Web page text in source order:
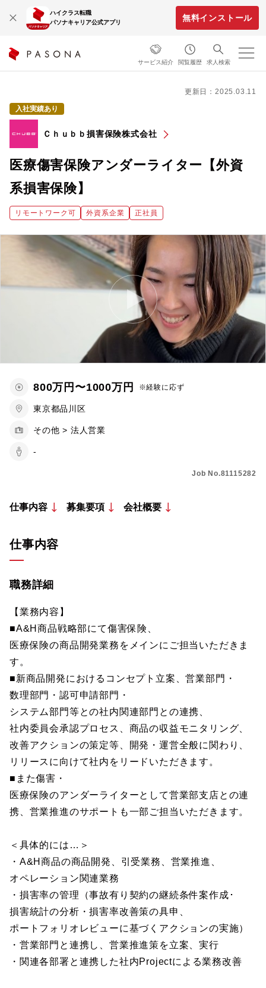
ハイクラス転職
パソナキャリア公式アプリ
無料インストール
サービス紹介 閲覧履歴 求人検索
更新日：2025.03.11
入社実績あり
Ｃｈｕｂｂ損害保険株式会社
医療傷害保険アンダーライター【外資
系損害保険】
リモートワーク可 外資系企業 正社員
800万円〜1000万円 ※経験に応ず
東京都品川区
その他 > 法人営業
-
Job No.81115282
仕事内容 募集要項 会社概要
仕事内容
職務詳細
【業務内容】
■A&H商品戦略部にて傷害保険、
医療保険の商品開発業務をメインにご担当いただきま
す。
■新商品開発におけるコンセプト立案、営業部門・
数理部門・認可申請部門・
システム部門等との社内関連部門との連携、
社内委員会承認プロセス、商品の収益モニタリング、
改善アクションの策定等、開発・運営全般に関わり、
リリースに向けて社内をリードいただきます。
■また傷害・
医療保険のアンダーライターとして営業部支店との連
携、営業推進のサポートも一部ご担当いただきます。
＜具体的には…＞
・A&H商品の商品開発、引受業務、営業推進、
オペレーション関連業務
・損害率の管理（事故有り契約の継続条件案作成･
損害統計の分析・損害率改善策の具申、
ポートフォリオレビューに基づくアクションの実施）
・営業部門と連携し、営業推進策を立案、実行
・関連各部署と連携した社内Projectによる業務改善